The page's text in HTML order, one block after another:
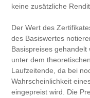
keine zusätzliche
Der Wert des
des Basiswertes
Basispreises
unter dem
Laufzeitende, da bei
Wahrscheinlichkeit
eingepreist wird. Die